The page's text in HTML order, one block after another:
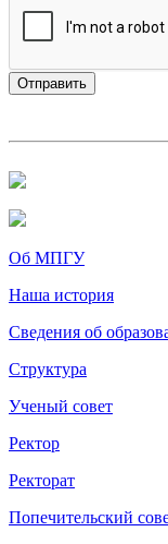
Об МПГУ
Наша история
Сведения об
Структура
Ученый совет
Ректор
Ректорат
Попечительский